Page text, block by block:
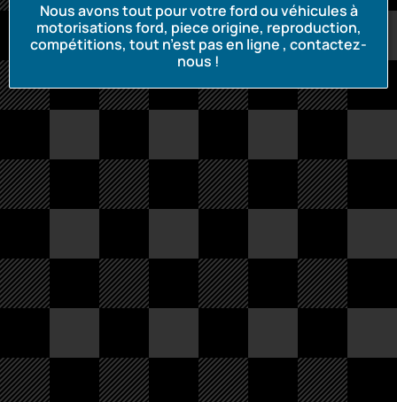
Nous avons tout pour votre ford ou véhicules à
motorisations ford, piece origine, reproduction,
compétitions, tout n’est pas en ligne , contactez-
nous !